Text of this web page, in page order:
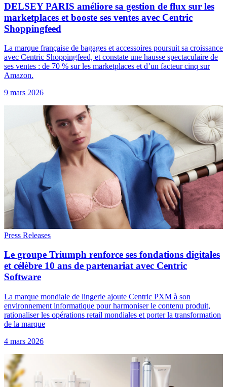
DELSEY PARIS améliore sa gestion de flux sur les
marketplaces et booste ses ventes avec Centric
Shoppingfeed
La marque française de bagages et accessoires poursuit sa croissance
avec Centric Shoppingfeed, et constate une hausse spectaculaire de
ses ventes : de 70 % sur les marketplaces et d’un facteur cinq sur
Amazon.
9 mars 2026
Press Releases
Le groupe Triumph renforce ses fondations digitales
et célèbre 10 ans de partenariat avec Centric
Software
La marque mondiale de lingerie ajoute Centric PXM à son
environnement informatique pour harmoniser le contenu produit,
rationaliser les opérations retail mondiales et porter la transformation
de la marque
4 mars 2026